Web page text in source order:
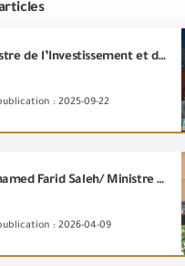
Le Ministre de l’Investissement et du Commerce extérieur tient une rencontre avec les dirigeants du Forum économique et de la Fédération mondiales pour la facilitater le mouvement du commerce afin d’examiner le renforcement de la compétitivité du commerce.
: 2025-09-22
Dr. Mohamed Farid Saleh/ Ministre de l'Investissement et du Commerce extérieur, préside la réunion du Groupe de travail concerné par le dossier des relations économiques égypto-coréennes, en présence des représentants des Ministères et des entités gouvernementaux concernées.
: 2026-04-09